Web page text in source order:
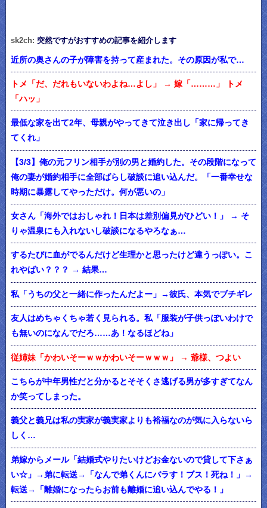
sk2ch: 突然ですがおすすめの記事を紹介します
近所の奥さんの子が障害を持って産まれた。その原因が私で…
トメ「だ、だれもいないわよね…よし」 → 嫁「………」 トメ
「ハッ」
最低な家を出て2年、母親がやってきて泣き出し「家に帰ってき
てくれ」
【3/3】俺の元フリン相手が別の男と婚約した。その段階になって
俺の妻が婚約相手に全部ばらし破談に追い込んだ。「一番幸せな
時期に暴露してやっただけ。何が悪いの」
女さん「海外ではおしゃれ！日本は差別偏見がひどい！」 → そ
りゃ温泉にも入れないし破談になるやろなぁ…
するたびに血がでるんだけど生理かと思ったけど違うっぽい。こ
れやばい？？？ → 結果…
私「うちの父と一緒に作ったんだよー」→彼氏、本気でブチギレ
友人はめちゃくちゃ若く見られる。私「服装が子供っぽいわけで
も無いのになんでだろ……あ！なるほどね」
従姉妹「かわいそーｗｗかわいそーｗｗｗ」 → 爺様、つよい
こちらが中年男性だと分かるとそそくさ逃げる男が多すぎてなん
か笑ってしまった。
義父と義兄は私の実家が義実家よりも裕福なのが気に入らないら
しく…
弟嫁からメール「結婚式やりたいけどお金ないので貸して下さぁ
い☆」→弟に転送→「なんで弟くんにバラす！ブス！死ね！」→
転送→「離婚になったらお前も離婚に追い込んでやる！」